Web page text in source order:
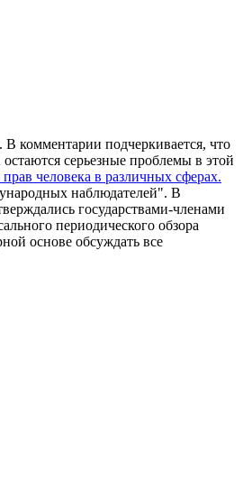
комментарии подчеркивается, что
серьезные проблемы в этой
человека в различных сферах.
наблюдателей". В
государствами-членами
периодического обзора
основе обсуждать все